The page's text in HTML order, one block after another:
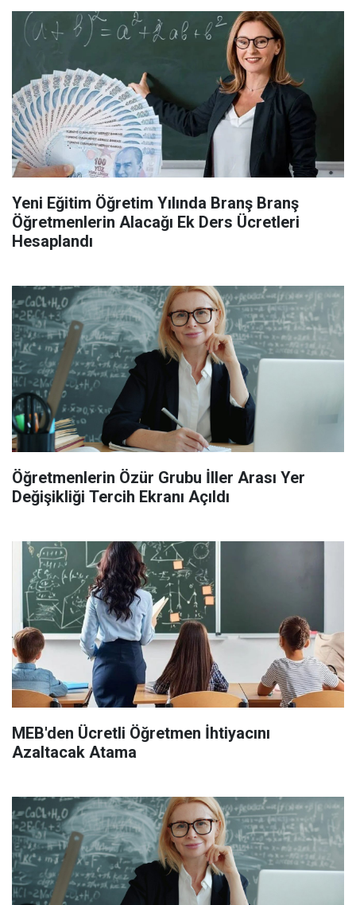
Yeni Eğitim Öğretim Yılında Branş Branş
Öğretmenlerin Alacağı Ek Ders Ücretleri
Hesaplandı
Öğretmenlerin Özür Grubu İller Arası Yer
Değişikliği Tercih Ekranı Açıldı
MEB'den Ücretli Öğretmen İhtiyacını
Azaltacak Atama